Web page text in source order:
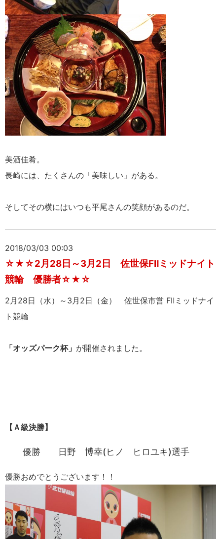
美酒佳肴。
長崎には、たくさんの「美味しい」がある。
そしてその横にはいつも平尾さんの笑顔があるのだ。
2018/03/03 00:03
☆★☆2月28日～3月2日 佐世保FⅡミッドナイト
競輪 優勝者☆★☆
2月28日（水）～3月2日（金） 佐世保市営 FⅡミッドナイ
ト競輪
「オッズパーク杯」 が開催されました。
【Ａ級決勝】
優勝 日野 博幸(ヒノ ヒロユキ)選手
優勝おめでとうございます！！